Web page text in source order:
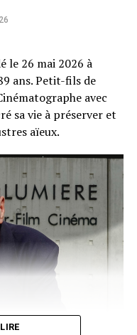
le 26 mai 2026 à
ans. Petit-fils de
avec
sa vie à préserver et
aïeux.